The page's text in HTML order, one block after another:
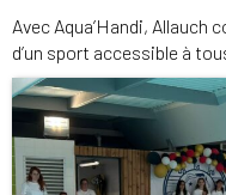
Avec Aqua’Handi, Allauch
d’un sport accessible à